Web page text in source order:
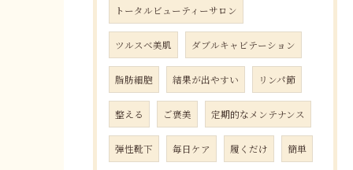
トータルビューティーサロン
ツルスベ美肌 ダブルキャビテーション
脂肪細胞 結果が出やすい リンパ節
整える ご褒美 定期的なメンテナンス
弾性靴下 毎日ケア 履くだけ 簡単